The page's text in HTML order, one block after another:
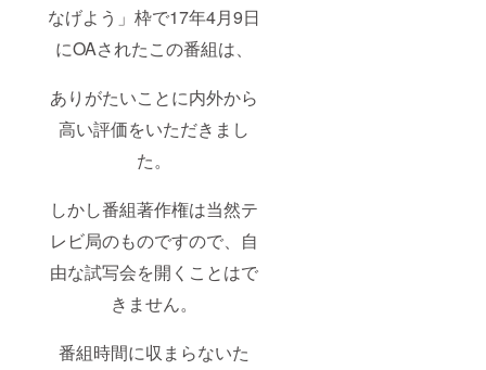
なげよう」枠で17年4月9日
にOAされたこの番組は、
ありがたいことに内外から
高い評価をいただきまし
た。
しかし番組著作権は当然テ
レビ局のものですので、自
由な試写会を開くことはで
きません。
番組時間に収まらないた